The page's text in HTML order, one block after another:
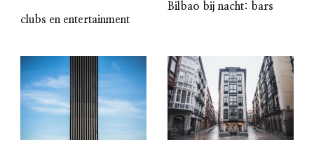
clubs en entertainment
Bilbao bij nacht: bars